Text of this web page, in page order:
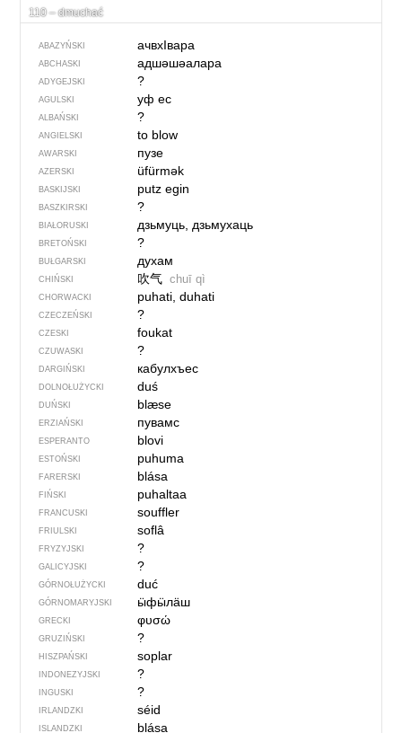
110 – dmuchać
ABAZYŃSKI ачвхIвара
ABCHASKI адшәшәалара
ADYGEJSKI ?
AGULSKI уф ес
ALBAŃSKI ?
ANGIELSKI to blow
AWARSKI пузе
AZERSKI üfürmək
BASKIJSKI putz egin
BASZKIRSKI ?
BIAŁORUSKI дзьмуць, дзьмухаць
BRETOŃSKI ?
BUŁGARSKI духам
CHIŃSKI 吹气 chuī qì
CHORWACKI puhati, duhati
CZECZEŃSKI ?
CZESKI foukat
CZUWASKI ?
DARGIŃSKI кабулхъес
DOLNOŁUŻYCKI duś
DUŃSKI blæse
ERZIAŃSKI пувамс
ESPERANTO blovi
ESTOŃSKI puhuma
FARERSKI blása
FIŃSKI puhaltaa
FRANCUSKI souffler
FRIULSKI soflâ
FRYZYJSKI ?
GALICYJSKI ?
GÓRNOŁUŻYCKI duć
GÓRNOMARYJSKI ӹфӹлӓш
GRECKI φυσώ
GRUZIŃSKI ?
HISZPAŃSKI soplar
INDONEZYJSKI ?
INGUSKI ?
IRLANDZKI séid
ISLANDZKI blása